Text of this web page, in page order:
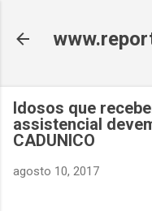
Idosos que
assistencial
CADUNICO
agosto 10, 2017